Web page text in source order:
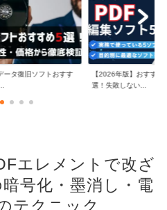
ータ復旧ソフトおすす
【2026年版】おすす
選！失敗しない...
エレメントで改ざ
号化・墨消し・電
テクニック